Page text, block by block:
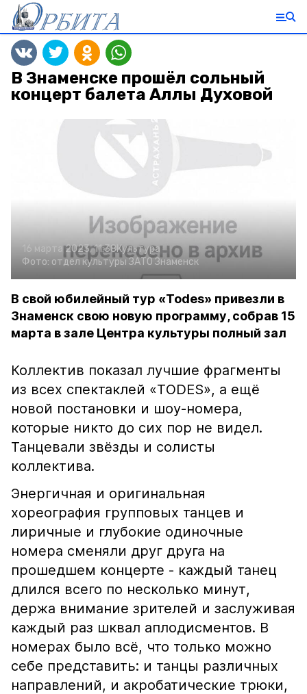
В Знаменске прошёл сольный
концерт балета Аллы Духовой
16 марта 2023, 11:38Культура
Фото: отдел культуры ЗАТО Знаменск
В свой юбилейный тур «Todes» привезли в
Знаменск свою новую программу, собрав 15
марта в зале Центра культуры полный зал
Коллектив показал лучшие фрагменты
из всех спектаклей «ТODES», а ещё
новой постановки и шоу-номера,
которые никто до сих пор не видел.
Танцевали звёзды и солисты
коллектива.
Энергичная и оригинальная
хореография групповых танцев и
лиричные и глубокие одиночные
номера сменяли друг друга на
прошедшем концерте - каждый танец
длился всего по несколько минут,
держа внимание зрителей и заслуживая
каждый раз шквал аплодисментов. В
номерах было всё, что только можно
себе представить: и танцы различных
направлений, и акробатические трюки,